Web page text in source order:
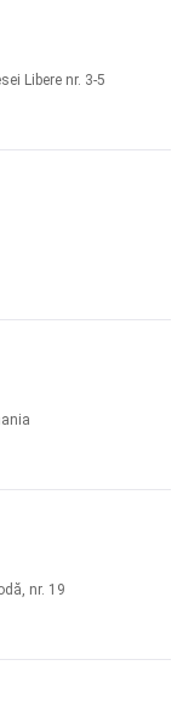
Libere nr. 3-5
nr. 19